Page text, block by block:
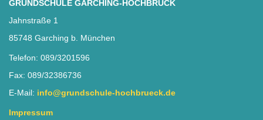
GRUNDSCHULE GARCHING-HOCHBRÜCK
Jahnstraße 1
85748 Garching b. München
Telefon: 089/3201596
Fax: 089/32386736
E-Mail: info@grundschule-hochbrueck.de
Impressum